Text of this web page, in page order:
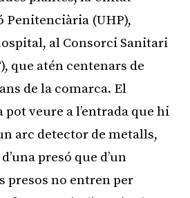
Penitenciària (UHP),
al Consorci Sanitari
que atén centenars de
de la comarca. El
veure a l’entrada que hi
arc detector de metalls,
presó que d’un
presos no entren per